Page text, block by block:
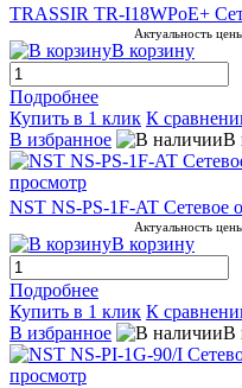
TRASSIR TR-I18WPoE+
Актуальность
В корзину
Подробнее
Купить в 1 клик К
В избранное
В
просмотр
NST NS-PS-1F-AT Сетевое
Актуальность
В корзину
Подробнее
Купить в 1 клик К
В избранное
В
просмотр